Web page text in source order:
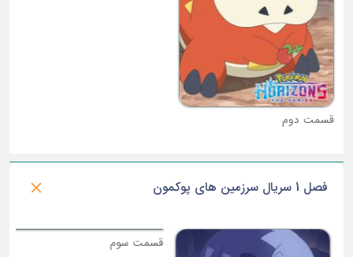
قسمت دوم
فصل 1 سریال سرزمین های پوکمون